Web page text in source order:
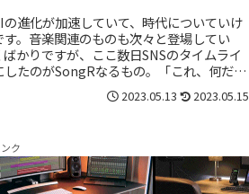
の進化が加速していて、時代についていけ
。音楽関連のものも次々と登場してい
かりですが、ここ数日SNSのタイムライ
したのがSongRなるもの。「これ、何だろ
2023.05.13 2023.05.15
ク